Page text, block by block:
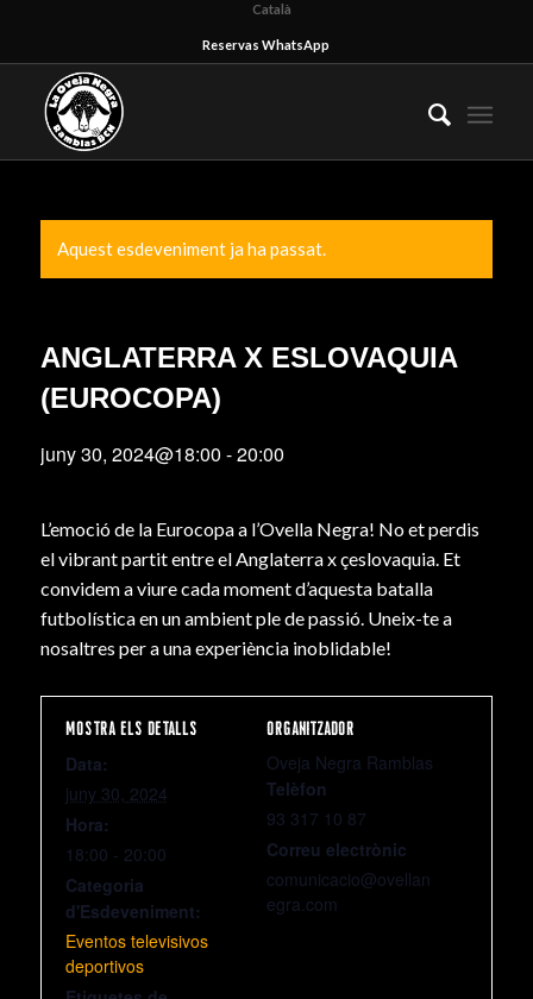
Català
Reservas WhatsApp
Aquest esdeveniment ja ha passat.
ANGLATERRA X ESLOVAQUIA
(EUROCOPA)
juny 30, 2024@18:00 -20:00
L’emoció de la Eurocopa a l’Ovella Negra! No et perdis
el vibrant partit entre el Anglaterra x çeslovaquia. Et
convidem a viure cada moment d’aquesta batalla
futbolística en un ambient ple de passió. Uneix-te a
nosaltres per a una experiència inoblidable!
MOSTRA ELS DETALLS
Data:
juny 30, 2024
Hora:
18:00 - 20:00
Categoria
d'Esdeveniment:
Eventos televisivos
deportivos
ORGANITZADOR
Oveja Negra Ramblas
Telèfon
93 317 10 87
Correu electrònic
comunicacio@ovellan
egra.com